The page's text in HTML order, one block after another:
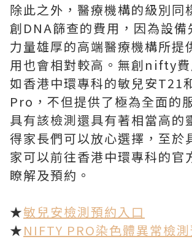
除此之外，醫療機構的級別同
創DNA篩查的費用，因為設備
力量雄厚的高端醫療機構所提
用也會相對較高。無創nifty
如香港中環專科的敏兒安T21
Pro，不但提供了極為全面的
具有該檢測還具有著相當高的
得家長們可以放心選擇，至於
家可以前往香港中環專科的官
瞭解及預約。
★敏兒安檢測預約入口
★NIFTY PRO染色體異常檢